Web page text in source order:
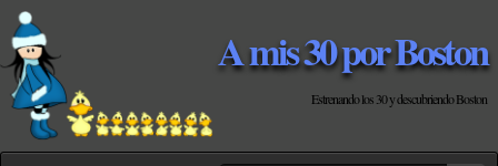
A mis 30 por Boston
Estrenando los 30 y descubriendo Boston